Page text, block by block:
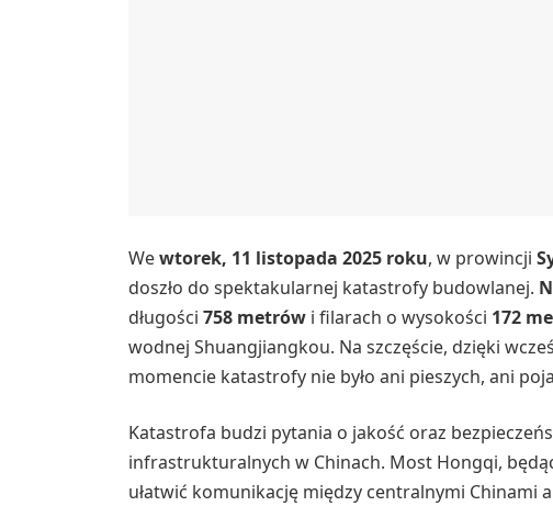
Wewtorek, 11 listopada 2025 roku, w prowincji
doszło do spektakularnej katastrofy budowlanej.
długości758 metrów i filarach o wysokości 172
wodnej Shuangjiangkou. Na szczęście, dzięki
momencie katastrofy nie było ani pieszych, ani
Katastrofa budzi pytania o jakość oraz
infrastrukturalnych w Chinach. Most Hongqi,
ułatwić komunikację między centralnymi Chinami